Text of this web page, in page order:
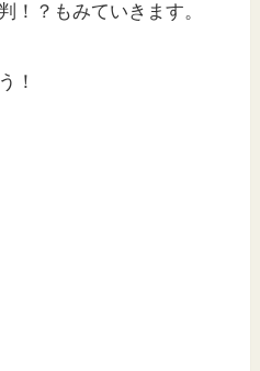
！？もみていきます。
！